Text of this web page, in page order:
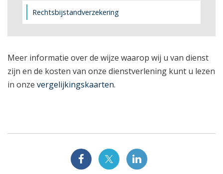
Rechtsbijstandverzekering
Meer informatie over de wijze waarop wij u van dienst
zijn en de kosten van onze dienstverlening kunt u lezen
in onze vergelijkingskaarten.